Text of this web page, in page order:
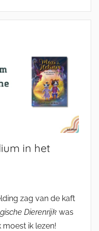
in het
zag van de kaft
Dierenrijk was
moest ik lezen!